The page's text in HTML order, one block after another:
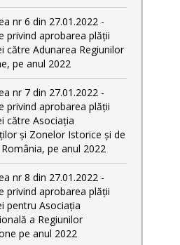
nr 6 din 27.01.2022 -
privind aprobarea plății
către Adunarea Regiunilor
pe anul 2022
nr 7 din 27.01.2022 -
privind aprobarea plății
către Asociația
și Zonelor Istorice și de
pe anul 2022
nr 8 din 27.01.2022 -
privind aprobarea plății
pentru Asociația
a Regiunilor
pe anul 2022